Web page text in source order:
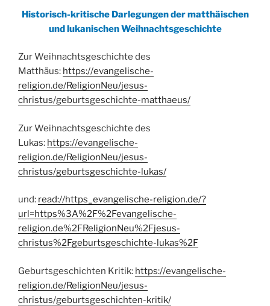
Historisch-kritische Darlegungen der matthäischen
und lukanischen Weihnachtsgeschichte
Zur Weihnachtsgeschichte des
Matthäus: https://evangelische-
religion.de/ReligionNeu/jesus-
christus/geburtsgeschichte-matthaeus/
Zur Weihnachtsgeschichte des
Lukas: https://evangelische-
religion.de/ReligionNeu/jesus-
christus/geburtsgeschichte-lukas/
und: read://https_evangelische-religion.de/?
url=https%3A%2F%2Fevangelische-
religion.de%2FReligionNeu%2Fjesus-
christus%2Fgeburtsgeschichte-lukas%2F
Geburtsgeschichten Kritik: https://evangelische-
religion.de/ReligionNeu/jesus-
christus/geburtsgeschichten-kritik/